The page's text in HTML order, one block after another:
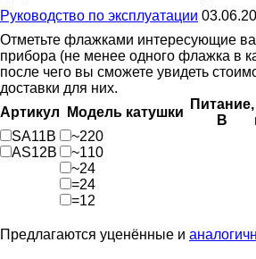
Руководство по эксплуатации
Отметьте флажками интересующие
прибора (не менее одного флажка в
после чего вы сможете увидеть
доставки для них.
Артикул
Модель катушки
Питание,
В
SA11B
AS12B
~220
~110
~24
=24
=12
Предлагаются уценённые и